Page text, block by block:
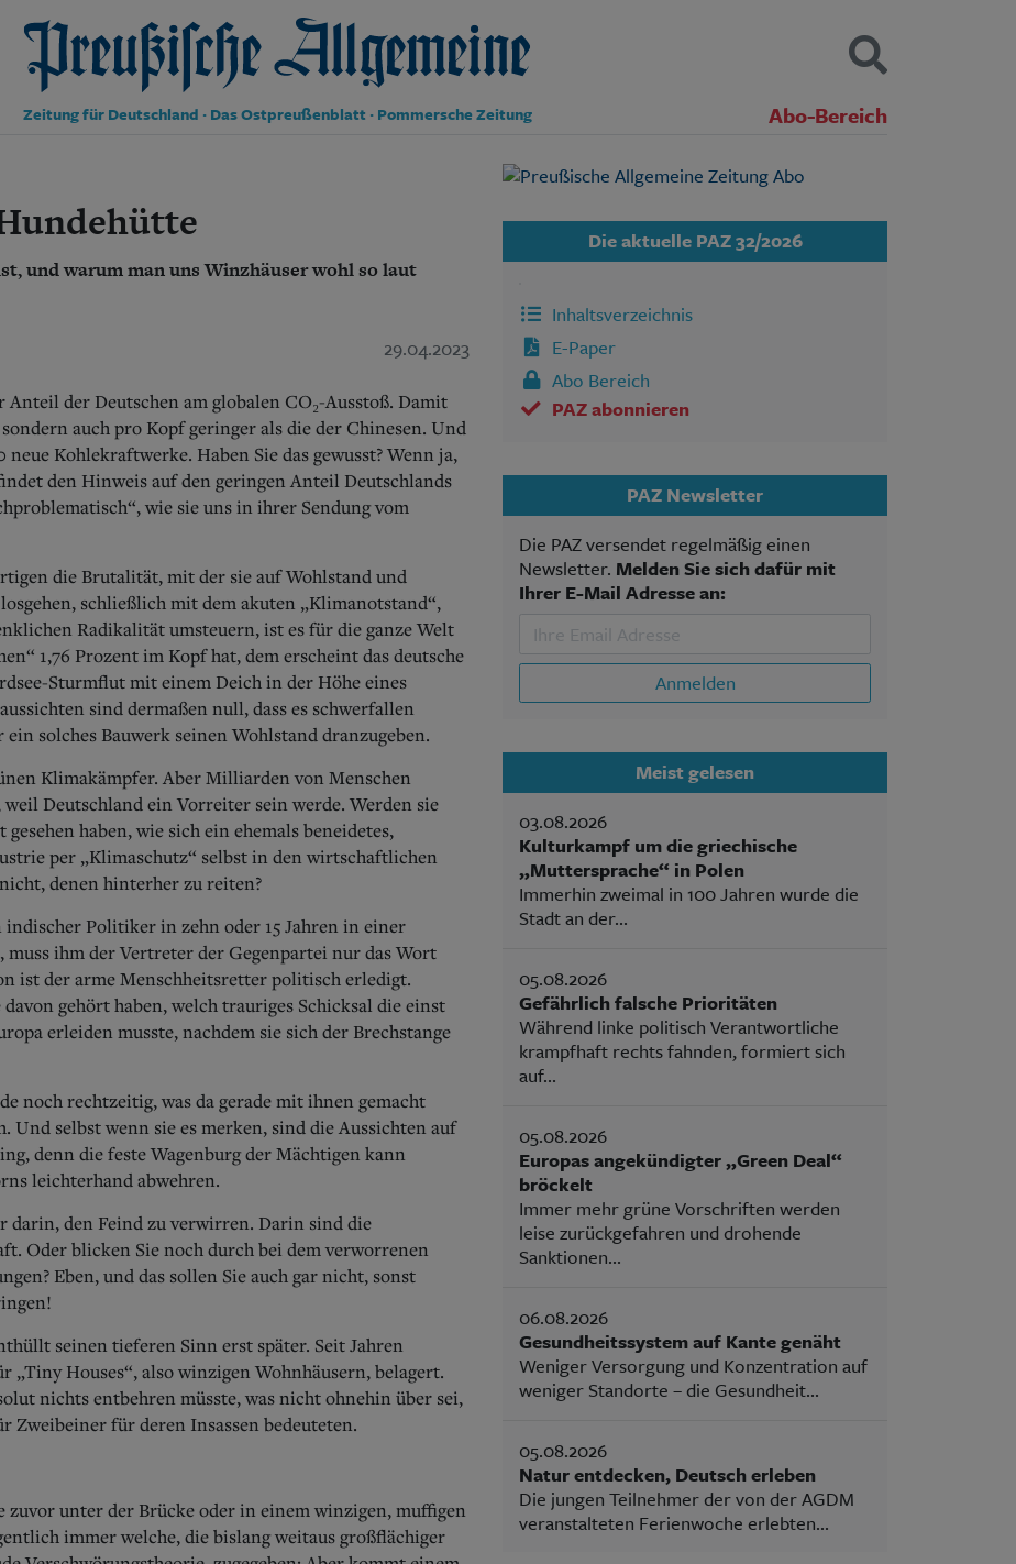
Preußische Allgemeine Zeitung
Zeitung für Deutschland · Das Ostpreußenblatt · Pommersche Zeitung Abo-Bereich
Gesellschaft
Berlin-Brandenburg
Schlesien
Danzig und Westpreußen
Bücher
Kontakt
Datenschutz
SUCHEN
und warum man uns Winzhäuser wohl so laut
29.04.2023
Anteil der Deutschen am globalen CO₂-Ausstoß. Damit
auch pro Kopf geringer als die der Chinesen. Und
Kohlekraftwerke. Haben Sie das gewusst? Wenn ja,
den Hinweis auf den geringen Anteil Deutschlands
wie sie uns in ihrer Sendung vom
die Brutalität, mit der sie auf Wohlstand und
schließlich mit dem akuten „Klimanotstand“,
Radikalität umsteuern, ist es für die ganze Welt
1,76 Prozent im Kopf hat, dem erscheint das deutsche
Sturmflut mit einem Deich in der Höhe eines
sind dermaßen null, dass es schwerfallen
solches Bauwerk seinen Wohlstand dranzugeben.
Klimakämpfer. Aber Milliarden von Menschen
Deutschland ein Vorreiter sein werde. Werden sie
haben, wie sich ein ehemals beneidetes,
per „Klimaschutz“ selbst in den wirtschaftlichen
denen hinterher zu reiten?
Politiker in zehn oder 15 Jahren in einer
ihm der Vertreter der Gegenpartei nur das Wort
ist der arme Menschheitsretter politisch erledigt.
gehört haben, welch trauriges Schicksal die einst
erleiden musste, nachdem sie sich der Brechstange
noch rechtzeitig, was da gerade mit ihnen gemacht
Und selbst wenn sie es merken, sind die Aussichten auf
denn die feste Wagenburg der Mächtigen kann
leichterhand abwehren.
darin, den Feind zu verwirren. Darin sind die
Oder blicken Sie noch durch bei dem verworrenen
Eben, und das sollen Sie auch gar nicht, sonst
seinen tieferen Sinn erst später. Seit Jahren
Houses“, also winzigen Wohnhäusern, belagert.
nichts entbehren müsste, was nicht ohnehin über sei,
Zweibeiner für deren Insassen bedeuteten.
zuvor unter der Brücke oder in einem winzigen, muffigen
immer welche, die bislang weitaus großflächiger
Die aktuelle PAZ 32/2026
Inhaltsverzeichnis
E-Paper
Abo Bereich
PAZ abonnieren
PAZ Newsletter
Die PAZ versendet regelmäßig einen
Newsletter. Melden Sie sich dafür mit
Ihrer E-Mail Adresse an:
Anmelden
Meist gelesen
03.08.2026
Kulturkampf um die griechische
„Muttersprache“ in Polen
Immerhin zweimal in 100 Jahren wurde die
Stadt an der...
05.08.2026
Gefährlich falsche Prioritäten
Während linke politisch Verantwortliche
krampfhaft rechts fahnden, formiert sich
auf...
05.08.2026
Europas angekündigter „Green Deal“
bröckelt
Immer mehr grüne Vorschriften werden
leise zurückgefahren und drohende
Sanktionen...
06.08.2026
Gesundheitssystem auf Kante genäht
Weniger Versorgung und Konzentration auf
weniger Standorte – die Gesundheit...
05.08.2026
Natur entdecken, Deutsch erleben
Die jungen Teilnehmer der von der AGDM
veranstalteten Ferienwoche erlebten...